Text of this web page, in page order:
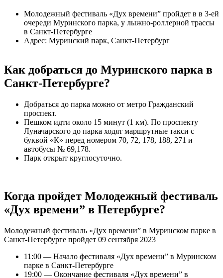
Молодежный фестиваль «Дух времени” пройдет в в 3-ей
очереди Муринского парка, у лыжно-роллерной трассы
в Санкт-Петербурге
Адрес: Муринский парк, Санкт-Петербург
Как добраться до Муринского парка в
Санкт-Петербурге?
Добраться до парка можно от метро Гражданский
проспект.
Пешком идти около 15 минут (1 км). По проспекту
Луначарского до парка ходят маршрутные такси с
буквой «К» перед номером 70, 72, 178, 188, 271 и
автобусы № 69,178.
Парк открыт круглосуточно.
Когда пройдет Молодежный фестиваль
«Дух времени” в Петербурге?
Молодежный фестиваль «Дух времени” в Муринском парке в
Санкт-Петербурге пройдет 09 сентября 2023
11:00 — Начало фестиваля «Дух времени” в Муринском
парке в Санкт-Петербурге
19:00 — Окончание фестиваля «Дух времени” в